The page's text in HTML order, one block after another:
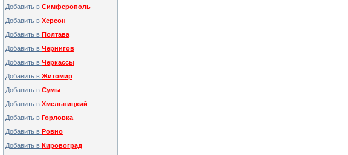
Добавить в Симферополь
Добавить в Херсон
Добавить в Полтава
Добавить в Чернигов
Добавить в Черкассы
Добавить в Житомир
Добавить в Сумы
Добавить в Хмельницкий
Добавить в Горловка
Добавить в Ровно
Добавить в Кировоград